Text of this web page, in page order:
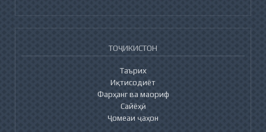
ТОҶИКИСТОН
Таърих
Иқтисодиёт
Фарҳанг ва маориф
Сайёҳӣ
Ҷомеаи ҷаҳон